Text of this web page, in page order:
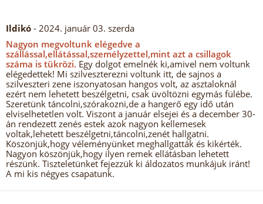
Ildikó - 2024. január 03. szerda
Nagyon megvoltunk elégedve a
szállással,ellátással,személyzettel,mint azt a csillagok
száma is tükrözi. Egy dolgot emelnék ki,amivel nem voltunk
elégedettek! Mi szilveszterezni voltunk itt, de sajnos a
szilveszteri zene iszonyatosan hangos volt, az asztaloknál
ezért nem lehetett beszélgetni, csak üvöltözni egymás fülébe.
Szeretünk táncolni,szórakozni,de a hangerő egy idő után
elviselhetetlen volt. Viszont a január elsejei és a december 30-
án rendezett zenés estek azok nagyon kellemesek
voltak,lehetett beszélgetni,táncolni,zenét hallgatni.
Köszönjük,hogy véleményünket meghallgatták és kikérték.
Nagyon köszönjük,hogy ilyen remek ellátásban lehetett
részünk. Tiszteletünket fejezzük ki áldozatos munkájuk iránt!
A mi kis négyes csapatunk.